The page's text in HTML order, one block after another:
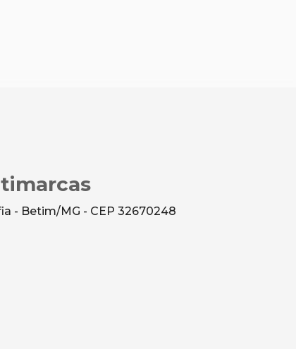
- Betim/MG - CEP 32670248